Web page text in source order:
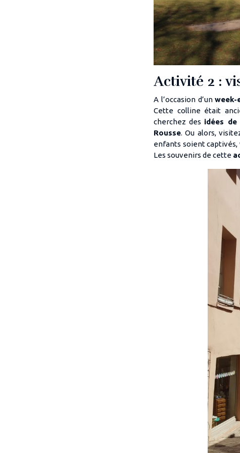
Activité 2 :
A l’occasion d’unweek-
Cette colline était
cherchez des idées
Rousse. Ou alors,
enfants soient
Les souvenirs de cette